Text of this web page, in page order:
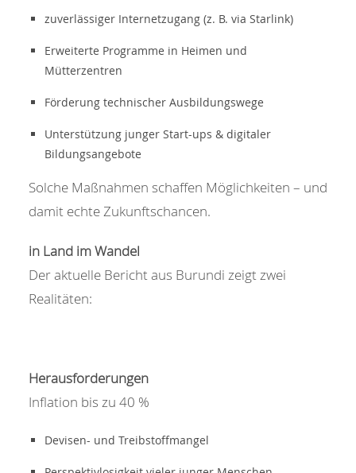
zuverlässiger Internetzugang (z. B. via Starlink)
Erweiterte Programme in Heimen und
Mütterzentren
Förderung technischer Ausbildungswege
Unterstützung junger Start-ups & digitaler
Bildungsangebote
Solche Maßnahmen schaffen Möglichkeiten – und
damit echte Zukunftschancen.
in Land im Wandel
Der aktuelle Bericht aus Burundi zeigt zwei
Realitäten:
Herausforderungen
Inflation bis zu 40 %
Devisen- und Treibstoffmangel